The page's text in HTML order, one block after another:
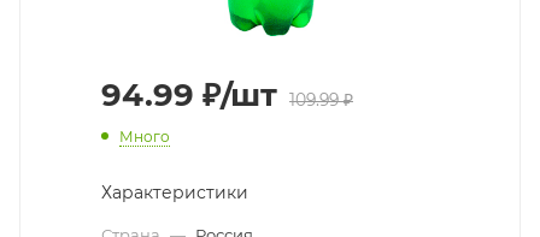
94.99 ₽/шт 109.99₽
Много
Характеристики